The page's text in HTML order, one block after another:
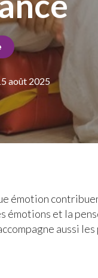
août 2025
émotion
et la
aussi